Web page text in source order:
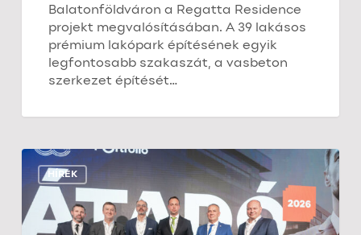
Balatonföldváron a Regatta Residence
projekt megvalósításában. A 39 lakásos
prémium lakópark építésének egyik
legfontosabb szakaszát, a vasbeton
szerkezet építését…
HÍREK
Három
vezető,
három
nézőpont,
egy